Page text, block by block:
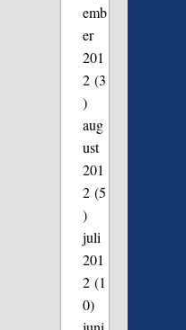
emb
er
201
2(3
)
aug
ust
201
2(5
)
juli
201
2(1
0)